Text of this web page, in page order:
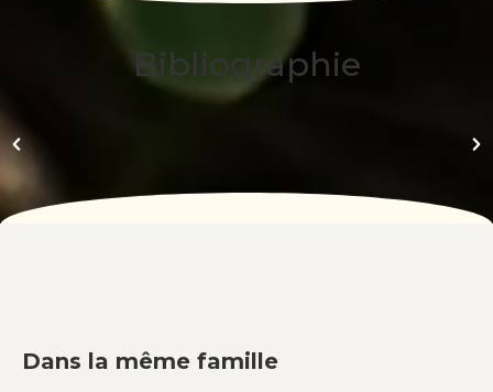
Bibliographie
Dans la même famille